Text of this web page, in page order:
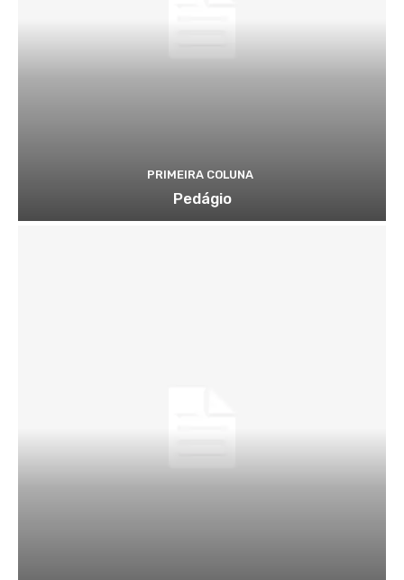
PRIMEIRA COLUNA
Pedágio